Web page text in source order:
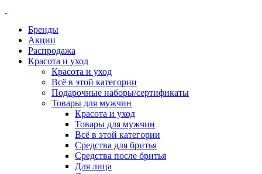
Бренды
Акции
Распродажа
Красота и уход
Красота и уход
Всё в этой категории
Подарочные наборы/сертификаты
Товары для мужчин
Красота и уход
Товары для мужчин
Всё в этой категории
Средства для бритья
Средства после бритья
Для лица